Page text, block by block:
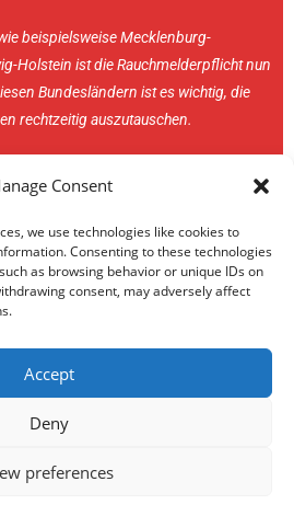
Consent
we use technologies like cookies to
Consenting to these technologies
as browsing behavior or unique IDs on
consent, may adversely affect
Accept
Deny
preferences
beispielsweise Mecklenburg-
Holstein ist die Rauchmelderpflicht nun
Bundesländern ist es wichtig, die
rechtzeitig auszutauschen.
Impressum
/ Ludwig Brandschutz GmbH